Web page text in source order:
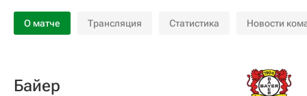
О матче Трансляция Статистика Новости
Байер